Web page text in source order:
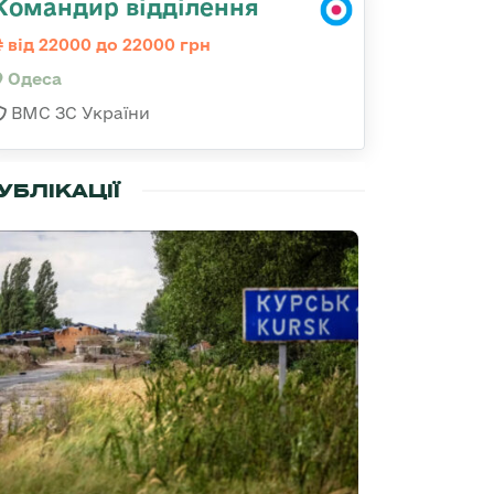
відділення
від 22000 до 22000 грн
Одеса
ВМС ЗС України